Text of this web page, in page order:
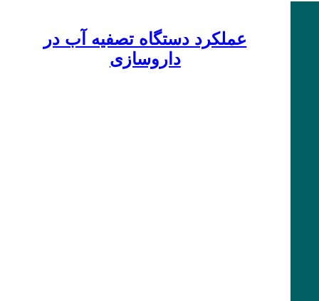
عملکرد دستگاه تصفیه آب در
داروسازی